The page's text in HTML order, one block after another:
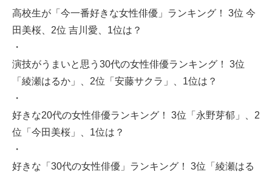
高校生が「今一番好きな女性俳優」ランキング！ 3位 今
田美桜、2位 吉川愛、1位は？
・
演技がうまいと思う30代の女性俳優ランキング！ 3位
「綾瀬はるか」、2位「安藤サクラ」、1位は？
・
好きな20代の女性俳優ランキング！ 3位「永野芽郁」、2
位「今田美桜」、1位は？
・
好きな「30代の女性俳優」ランキング！ 3位「綾瀬はる